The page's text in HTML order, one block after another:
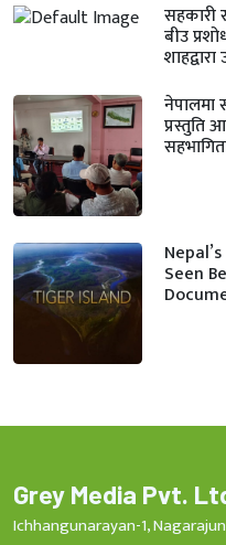
सहकारी
बीउ
नेपालमा
प्रस्तुति
Seen
Grey Media Pvt.
Ichhangunarayan-1,